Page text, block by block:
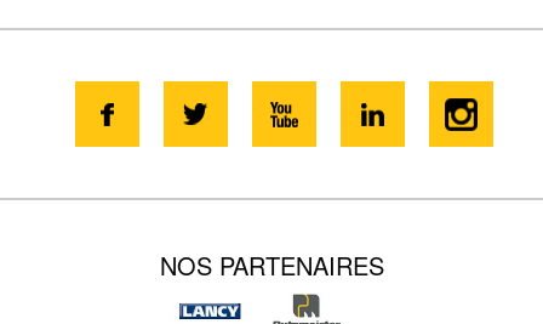
NOS PARTENAIRES